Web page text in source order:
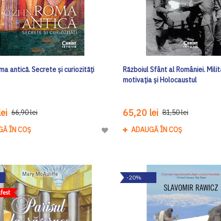
antică. Secrete şi curiozităţi
66,90 lei
ÎN COȘ
Adaugă
Dorinte
Războiul Sfânt al României.
motivația și Holocaustul
65,20 lei 81,50 lei
ADAUGĂ ÎN COȘ
-20%